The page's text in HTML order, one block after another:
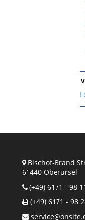
Bischof-Brand
61440 Oberursel
(+49) 6171 - 98
(+49) 6171 - 98